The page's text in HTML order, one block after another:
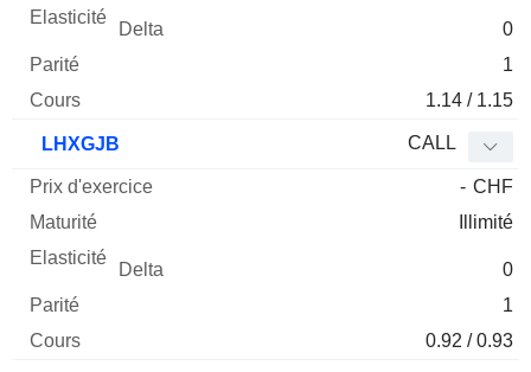
0
1
1.14 / 1.15
LHXGJB CALL
- CHF
Illimité
0
1
0.92 / 0.93